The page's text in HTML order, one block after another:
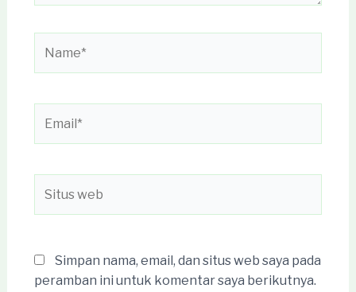
web
Simpan nama, email, dan situs web saya pada
peramban ini untuk komentar saya berikutnya.